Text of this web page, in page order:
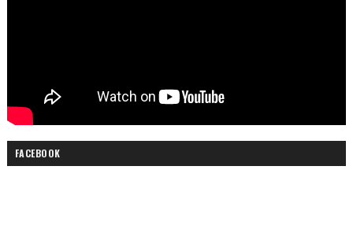
FACEBOOK